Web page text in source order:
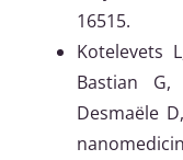
16515.
Kotelevets
Bastian
Desmaële